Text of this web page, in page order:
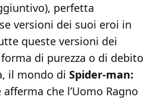
perfetta
versioni dei suoi eroi in
queste versioni dei
di purezza o di debito
il mondo di Spider-man:
che l’Uomo Ragno